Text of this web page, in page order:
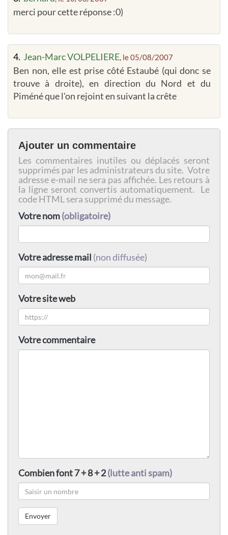
merci pour cette réponse :0)
4. Jean-Marc VOLPELIERE, le 05/08/2007
Ben non, elle est prise côté Estaubé (qui donc se
trouve à droite), en direction du Nord et du
Piméné que l'on rejoint en suivant la crête
Ajouter un commentaire
Les commentaires inutiles ou déplacés seront
supprimés par les administrateurs du site. Votre
adresse e-mail ne sera pas affichée. Les retours à
la ligne seront convertis automatiquement. Le
code HTML sera supprimé du message.
Votre nom(obligatoire)
Votre adresse mail (non diffusée)
Votre site web
Votre commentaire
Combien font 7 + 8 + 2(lutte anti spam)